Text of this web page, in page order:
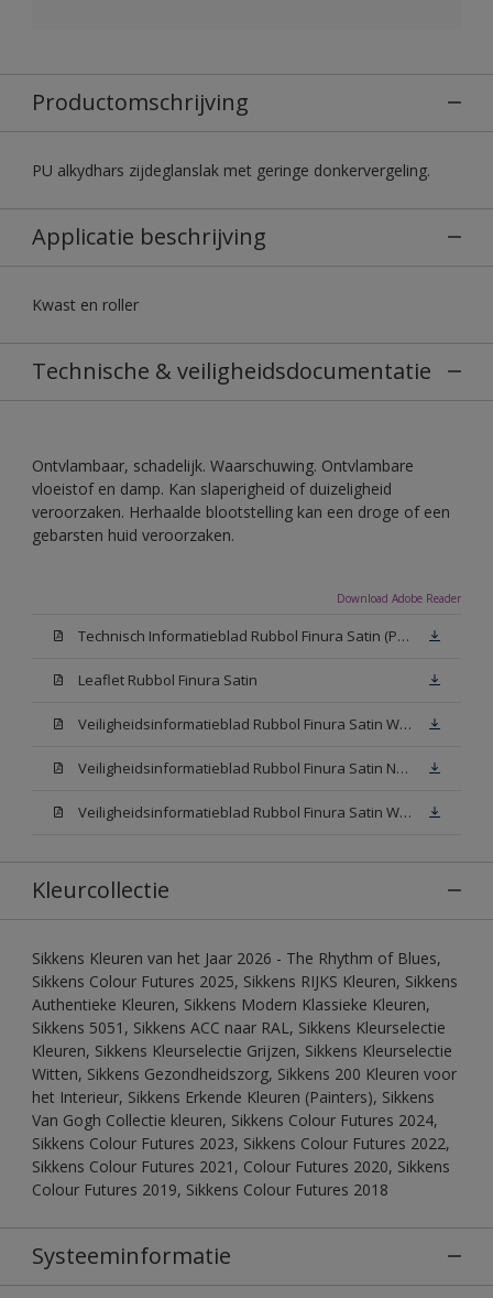
Productomschrijving
PU alkydhars zijdeglanslak met geringe donkervergeling.
Applicatie beschrijving
Kwast en roller
Technische & veiligheidsdocumentatie
Ontvlambaar, schadelijk. Waarschuwing. Ontvlambare
vloeistof en damp. Kan slaperigheid of duizeligheid
veroorzaken. Herhaalde blootstelling kan een droge of een
gebarsten huid veroorzaken.
Download Adobe Reader
Technisch Informatieblad Rubbol Finura Satin (PDF)
Leaflet Rubbol Finura Satin
Veiligheidsinformatieblad Rubbol Finura Satin W05 (MSDS)
Veiligheidsinformatieblad Rubbol Finura Satin N00 (MSDS)
Veiligheidsinformatieblad Rubbol Finura Satin White (MSDS)
Kleurcollectie
Sikkens Kleuren van het Jaar 2026 - The Rhythm of Blues,
Sikkens Colour Futures 2025, Sikkens RIJKS Kleuren, Sikkens
Authentieke Kleuren, Sikkens Modern Klassieke Kleuren,
Sikkens 5051, Sikkens ACC naar RAL, Sikkens Kleurselectie
Kleuren, Sikkens Kleurselectie Grijzen, Sikkens Kleurselectie
Witten, Sikkens Gezondheidszorg, Sikkens 200 Kleuren voor
het Interieur, Sikkens Erkende Kleuren (Painters), Sikkens
Van Gogh Collectie kleuren, Sikkens Colour Futures 2024,
Sikkens Colour Futures 2023, Sikkens Colour Futures 2022,
Sikkens Colour Futures 2021, Colour Futures 2020, Sikkens
Colour Futures 2019, Sikkens Colour Futures 2018
Systeeminformatie